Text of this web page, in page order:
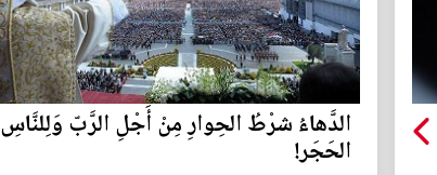
الدَّهاءُ شرْطُ الحِوارِ مِنْ أَجْلِ الرَّبّ وَلِلنَّاسِ
الحَجَر!